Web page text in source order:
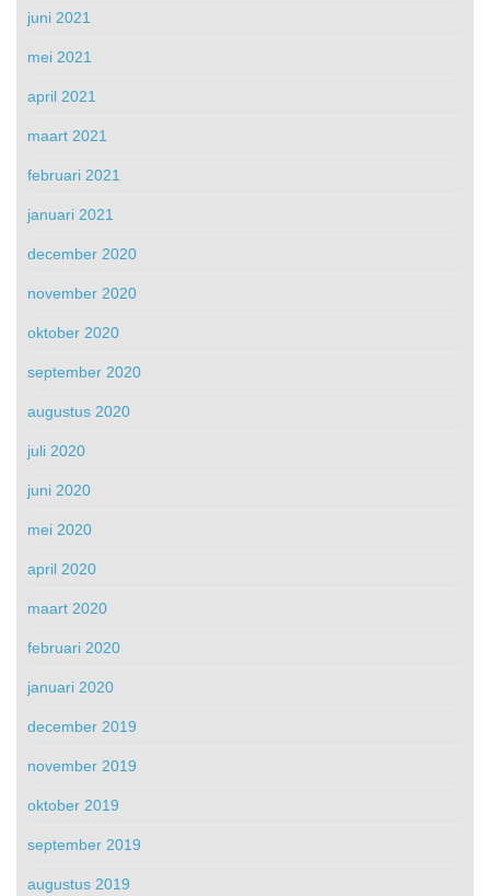
juni 2021
mei 2021
april 2021
maart 2021
februari 2021
januari 2021
december 2020
november 2020
oktober 2020
september 2020
augustus 2020
juli 2020
juni 2020
mei 2020
april 2020
maart 2020
februari 2020
januari 2020
december 2019
november 2019
oktober 2019
september 2019
augustus 2019